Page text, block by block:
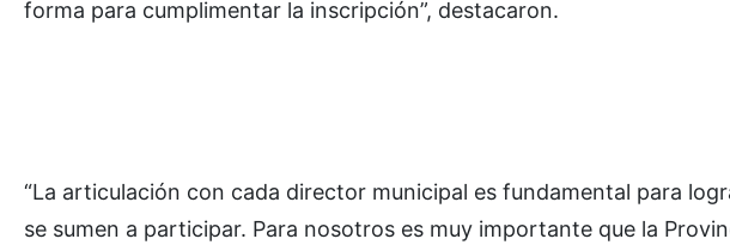
forma para cumplimentar la inscripción”, destacaron.
“La articulación con cada director municipal es fundamental para
se sumen a participar. Para nosotros es muy importante que la